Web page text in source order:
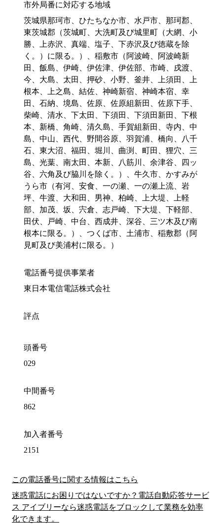
市外局番に対応する地域
茨城県那珂市、ひたちなか市、水戸市、那珂郡、
東茨城郡（茨城町、大洗町及び城里町（大網、小
勝、上赤沢、真端、塩子、下赤沢及び徳蔵を除
く。）に限る。）、稲敷市（阿波崎、阿波崎新
田、飯島、伊崎、伊佐津、伊佐部、市崎、戌渡、
今、大島、太田、押砂、小野、釜井、上須田、上
根本、上之島、結佐、神崎新宿、神崎本宿、幸
田、石納、境島、佐原、佐原組新田、佐原下手、
柴崎、清水、下太田、下須田、下須田新田、下根
本、新橋、角崎、清久島、手賀組新田、寺内、中
島、中山、西代、野間谷原、羽賀浦、橋向、八千
石、東大沼、福田、堀川、曲渕、町田、狸穴、三
島、光葉、南太田、本新、八筋川、余津谷、四ッ
谷、六角及び脇川を除く。）、牛久市、かすみが
うら市（有河、安食、一の瀬、一の瀬上流、岩
坪、牛渡、大和田、男神、柏崎、上大堤、上軽
部、加茂、坂、宍倉、志戸崎、下大堤、下軽部、
田伏、戸崎、中台、西成井、深谷、三ツ木及び南
根本に限る。）、つくば市、土浦市、稲敷郡（阿
見町及び美浦村に限る。）
電話番号提供事業者
東日本電信電話株式会社
評点
頭番号
029
中間番号
862
加入者番号
2151
この電話番号に関する情報はこちら
迷惑電話にお困りではないですか？電話自動応答サービ
ス アイブリーなら迷惑電話をブロックして業務を効率
化できます。